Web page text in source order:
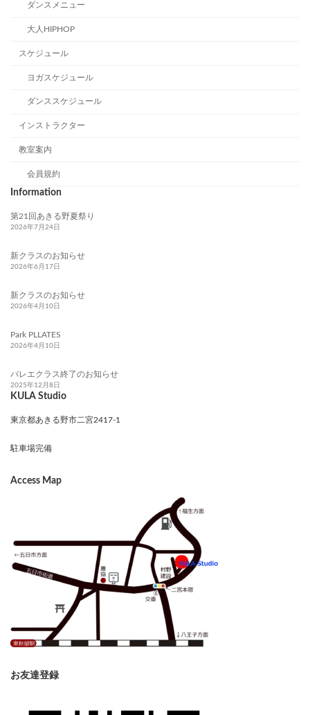
ダンスメニュー
大人HIPHOP
スケジュール
ヨガスケジュール
ダンススケジュール
インストラクター
教室案内
会員規約
Information
第21回あきる野夏祭り
2026年7月24日
新クラスのお知らせ
2026年6月17日
新クラスのお知らせ
2026年4月10日
Park PLLATES
2026年4月10日
バレエクラス終了のお知らせ
2025年12月8日
KULA Studio
東京都あきる野市二宮2417-1
駐車場完備
Access Map
お友達登録